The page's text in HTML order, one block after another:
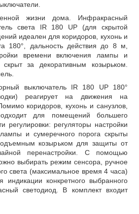
жизни дома. Инфракрасный
света IR 180 UP (для скрытой
идеален для коридоров, кухонь и
180°, дальность действия до 8 м,
времени включения лампы и
скрыт за декоративным козырьком.
выключатель IR 180 UP 180°
реагирует на движения на
коридоров, кухонь и санузлов,
для помещений большего
регулировки: регуляторы настройки
и сумеречного порога скрыты
козырьком для защиты от
перенастройки. С помощью
выбирать режим сенсора, ручное
света (максимальное время 4 часа)
конкретного выбранного
светодиод. В комплект входит